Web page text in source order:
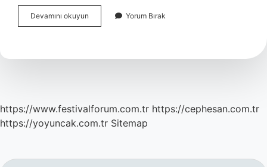
Devamını okuyun
Nasil
Yorum Bırak
https://www.festivalforum.com.tr https://cephesan.com.tr
https://yoyuncak.com.tr Sitemap